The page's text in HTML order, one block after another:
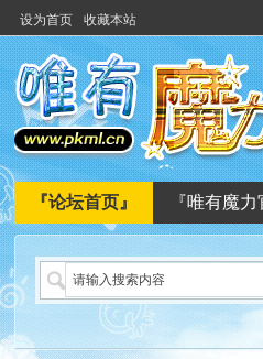
设为首页 收藏本站
『论坛首页』 『唯有魔力